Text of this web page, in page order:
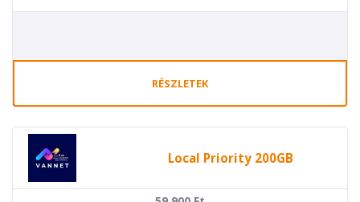
RÉSZLETEK
Local Priority 200GB